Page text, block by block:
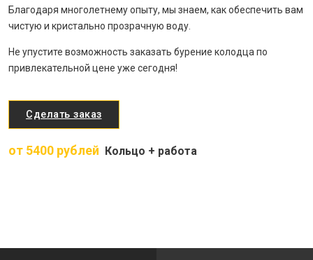
Благодаря многолетнему опыту, мы знаем, как обеспечить вам
чистую и кристально прозрачную воду.
Не упустите возможность заказать бурение колодца по
привлекательной цене уже сегодня!
Сделать заказ
от 5400 рублей Кольцо + работа